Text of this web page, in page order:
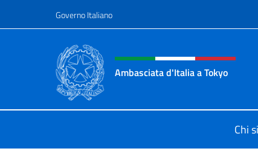
Governo Italiano
Intestazione sito, social e
Ambasciata d'Italia a Tokyo
Chi